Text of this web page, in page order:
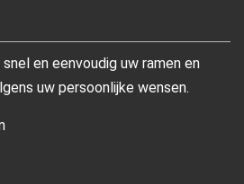
en eenvoudig uw ramen en
uw persoonlijke wensen.